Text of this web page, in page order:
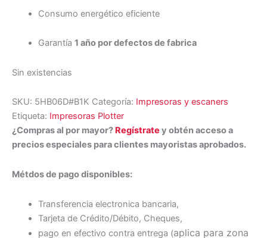
Consumo energético eficiente
Garantía 1 año por defectos de fabrica
Sin existencias
SKU: 5HB06D#B1K Categoría: Impresoras y escaners
Etiqueta: Impresoras Plotter
¿Compras al por mayor? Regístrate y obtén acceso a
precios especiales para clientes mayoristas aprobados.
Métdos de pago disponibles:
Transferencia electronica bancaria,
Tarjeta de Crédito/Débito, Cheques,
pago en efectivo contra entrega (aplica para zona